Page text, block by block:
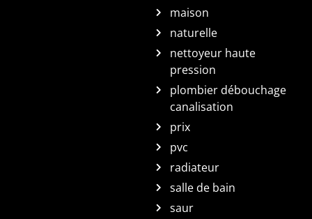
maison
naturelle
nettoyeur haute
pression
plombier débouchage
canalisation
prix
pvc
radiateur
salle de bain
saur